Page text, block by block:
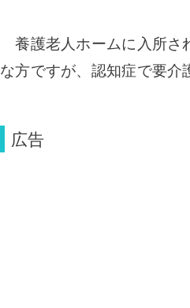
養護老人ホームに入所さ
な方ですが、認知症で要介
広告